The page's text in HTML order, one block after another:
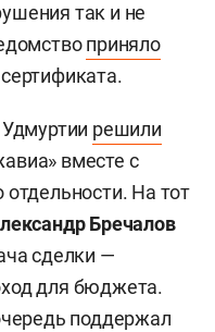
так и не
приняло
решили
вместе с
На тот
Бречалов
сделки —
для бюджета.
поддержал